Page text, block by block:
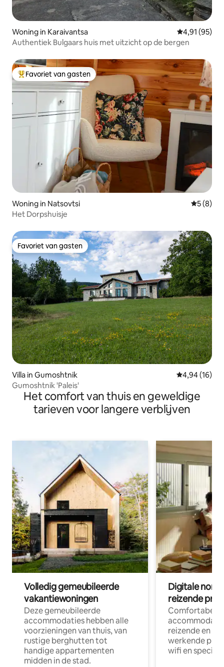
Woning in Karaivantsa Gemiddelde
4,91 (95)
Authentiek Bulgaars huis met uitzicht op de bergen
Topfavoriet van gasten
Favoriet van gasten
Woning in Natsovtsi
5 (8)
Het Dorpshuisje
Favoriet van gasten
Favoriet van gasten
Villa in Gumoshtnik Gemiddelde
4,94 (16)
Gumoshtnik 'Paleis'
Het comfort van thuis en geweldige
tarieven voor langere verblijven
Volledig gemeubileerde
vakantiewoningen
Deze gemeubileerde
accommodaties hebben alle
voorzieningen van thuis, van
rustige berghutten tot
handige appartementen
midden in de stad.
Digitale
reizende
Comfortabele
reizende en
werkende
wifi en